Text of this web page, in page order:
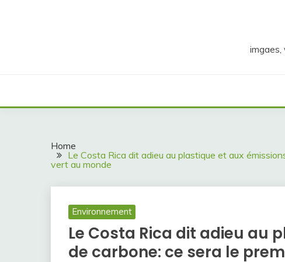
Home
Le Costa Rica dit adieu au plastique et aux
vert au monde
Environnement
Le Costa Rica dit adieu au
de carbone: ce sera le